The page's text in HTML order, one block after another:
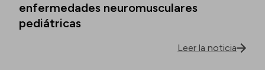
enfermedades neuromusculares
pediátricas
Leer la noticia